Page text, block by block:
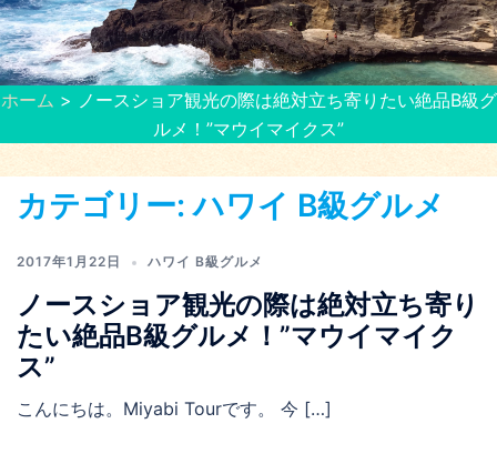
キ
ッ
プ
ホーム > ノースショア観光の際は絶対立ち寄りたい絶品B級グ
ルメ！”マウイマイクス”
カテゴリー:ハワイ B級グルメ
2017年1月22日 ハワイ B級グルメ
ノースショア観光の際は絶対立ち寄り
たい絶品B級グルメ！”マウイマイク
ス”
こんにちは。Miyabi Tourです。 今 […]